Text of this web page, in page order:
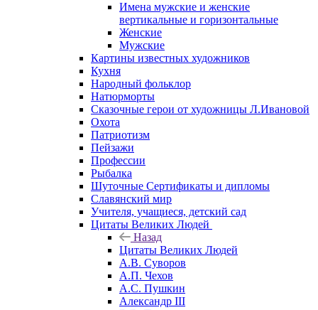
Имена мужские и женские
вертикальные и горизонтальные
Женские
Мужские
Картины известных художников
Кухня
Народный фольклор
Натюрморты
Сказочные герои от художницы Л.Ивановой
Охота
Патриотизм
Пейзажи
Профессии
Рыбалка
Шуточные Сертификаты и дипломы
Славянский мир
Учителя, учащиеся, детский сад
Цитаты Великих Людей
Назад
Цитаты Великих Людей
А.В. Суворов
А.П. Чехов
А.С. Пушкин
Александр III